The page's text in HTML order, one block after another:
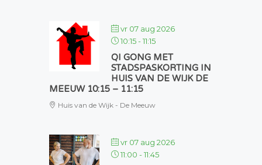
vr 07 aug 2026
10:15-11:15
QI GONG MET
STADSPASKORTING IN
HUIS VAN DE WIJK DE
MEEUW 10:15 – 11:15
Huis van de Wijk - De Meeuw
vr 07 aug 2026
11:00 -11:45